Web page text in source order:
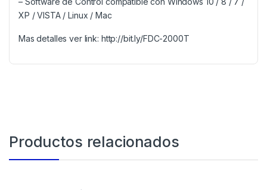
XP / VISTA / Linux / Mac
Mas detalles ver link: http://bit.ly/FDC-2000T
Productos relacionados